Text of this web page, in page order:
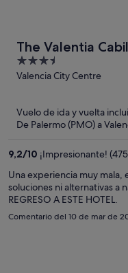
The Valentia
3.5
out
Valencia City Centre
Vuelo de ida y vuelta
De Palermo (PMO) a
9,2/10 ¡Impresionante!
Una experiencia muy mala,
soluciones ni alternativas a
REGRESO A ESTE HOTEL.
Comentario del 10 de mar de